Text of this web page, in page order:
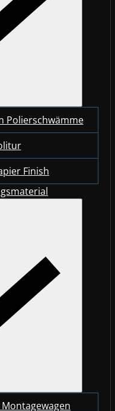
Polierschwämme
Finish